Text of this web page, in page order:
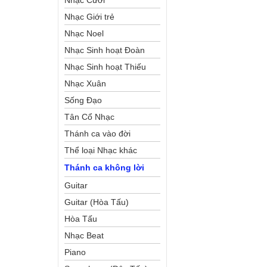
Nhạc Giới trẻ
Nhạc Noel
Nhạc Sinh hoạt Đoàn
Thể Công Giáo
Nhạc Sinh hoạt Thiếu
Nhi
Nhạc Xuân
Sống Đạo
Tân Cổ Nhạc
Thánh ca vào đời
Thể loại Nhạc khác
Thánh ca không lời
Guitar
Guitar (Hòa Tấu)
Hòa Tấu
Nhạc Beat
Piano